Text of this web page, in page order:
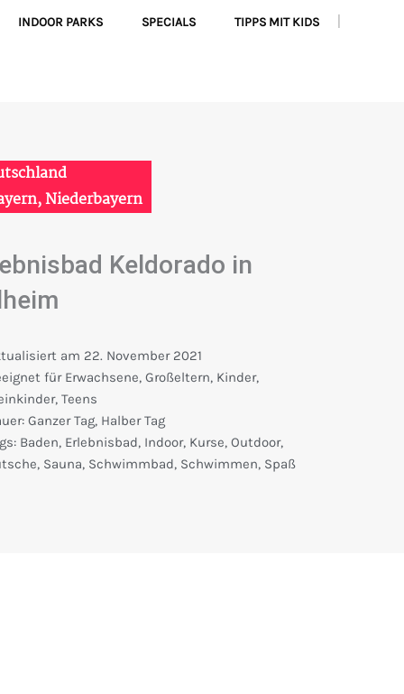
INDOOR PARKS SPECIALS TIPPS MIT KIDS
b
o
k
m
,Niederbayern
Keldorado in
am 22. November 2021
für Erwachsene,Großeltern, Kinder,
,Teens
Ganzer Tag, Halber Tag
Baden, Erlebnisbad, Indoor, Kurse,Outdoor,
, Sauna, Schwimmbad, Schwimmen, Spaß